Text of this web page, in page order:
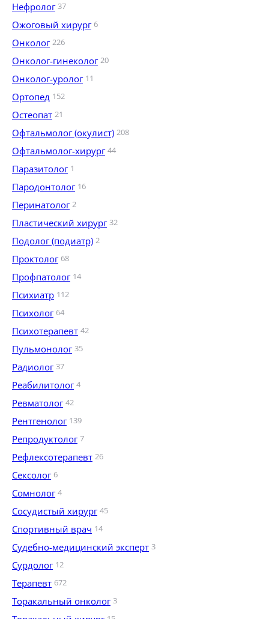
Нефролог 37
Ожоговый хирург 6
Онколог 226
Онколог-гинеколог 20
Онколог-уролог 11
Ортопед 152
Остеопат 21
Офтальмолог (окулист) 208
Офтальмолог-хирург 44
Паразитолог 1
Пародонтолог 16
Перинатолог 2
Пластический хирург 32
Подолог (подиатр) 2
Проктолог 68
Профпатолог 14
Психиатр 112
Психолог 64
Психотерапевт 42
Пульмонолог 35
Радиолог 37
Реабилитолог 4
Ревматолог 42
Рентгенолог 139
Репродуктолог 7
Рефлексотерапевт 26
Сексолог 6
Сомнолог 4
Сосудистый хирург 45
Спортивный врач 14
Судебно-медицинский эксперт 3
Сурдолог 12
Терапевт 672
Торакальный онколог 3